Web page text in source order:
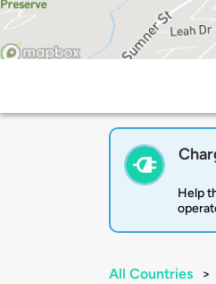
Help
All Countries >